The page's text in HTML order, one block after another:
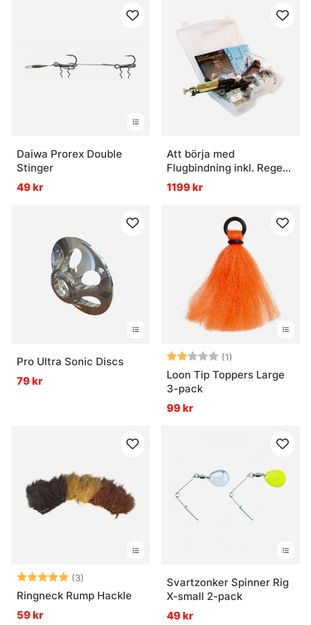
Daiwa Prorex Double
Stinger
49 kr
Att börja med
Flugbindning inkl. Regent
bindstäd
1199 kr
Pro Ultra Sonic Discs
79 kr
Betyg: (1)
Loon Tip Toppers Large
3-pack
99 kr
Betyg: (3)
5.0 utav 5 stjärnor
Ringneck Rump Hackle
59 kr
Svartzonker Spinner Rig
X-small 2-pack
49 kr